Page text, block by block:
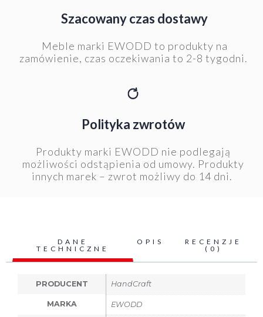
Szacowany czas dostawy
Meble marki EWODD to produkty na
zamówienie, czas oczekiwania to 2-8 tygodni.
Polityka zwrotów
Produkty marki EWODD nie podlegają
możliwości odstąpienia od umowy. Produkty
innych marek – zwrot możliwy do 14 dni.
DANE
TECHNICZNE
OPIS
RECENZJE
(0)
PRODUCENT HandCraft
MARKA EWODD